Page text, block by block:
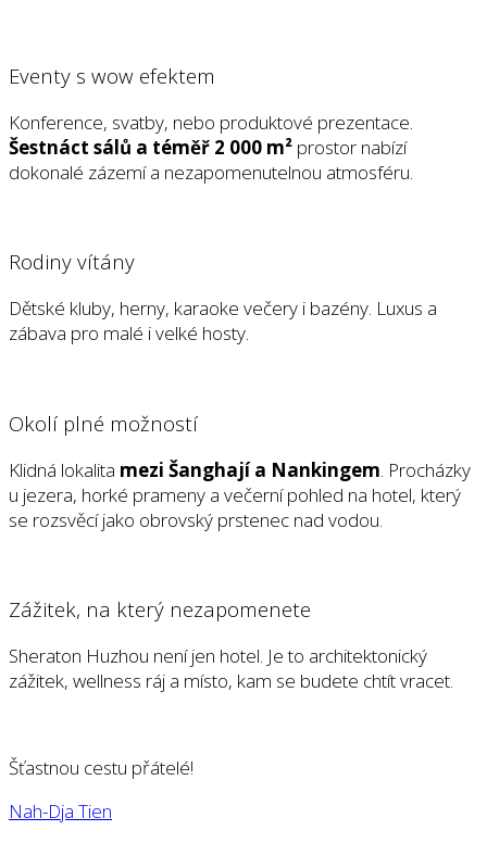
Eventy s wow efektem
Konference, svatby, nebo produktové prezentace.
Šestnáct sálů a téměř 2 000 m² prostor nabízí
dokonalé zázemí a nezapomenutelnou atmosféru.
Rodiny vítány
Dětské kluby, herny, karaoke večery i bazény. Luxus a
zábava pro malé i velké hosty.
Okolí plné možností
Klidná lokalita mezi Šanghají a Nankingem . Procházky
u jezera, horké prameny a večerní pohled na hotel, který
se rozsvěcí jako obrovský prstenec nad vodou.
Zážitek, na který nezapomenete
Sheraton Huzhou není jen hotel. Je to architektonický
zážitek, wellness ráj a místo, kam se budete chtít vracet.
Šťastnou cestu přátelé!
Nah-Dja Tien